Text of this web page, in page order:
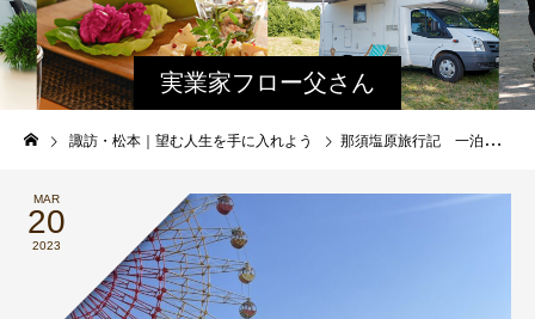
実業家フロー父さん
と娘のファミログ
諏訪・松本｜望む人生を手に入れよう 那須塩原旅行記 一泊二日 自然を思いっきり楽しむグランピングモデルプランのご紹介！！#大学生女子旅 #車なし
MAR
20
2023